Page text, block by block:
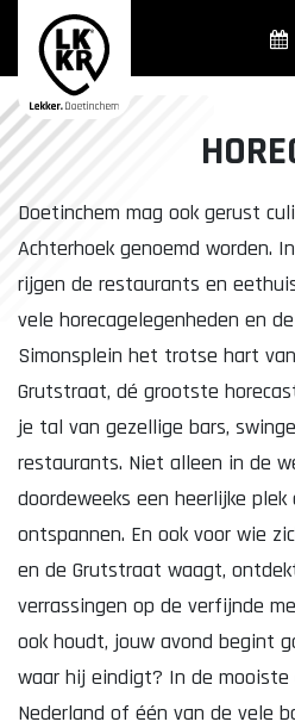
Overzicht winkels
Overzicht
Parkeren in Doetinchem
Gratis Shuttle
Lekker.
Organisatie
Doetinchem mag ook gerust
Achterhoek genoemd worden.
rijgen de restaurants en
vele horecagelegenheden en
Simonsplein het trotse hart
Grutstraat, dé grootste
je tal van gezellige bars,
restaurants. Niet alleen in de
doordeweeks een heerlijke
ontspannen. En ook voor wie
en de Grutstraat waagt,
verrassingen op de verfijnde
ook houdt, jouw avond begint
waar hij eindigt? In de mooiste
Nederland of één van de vele